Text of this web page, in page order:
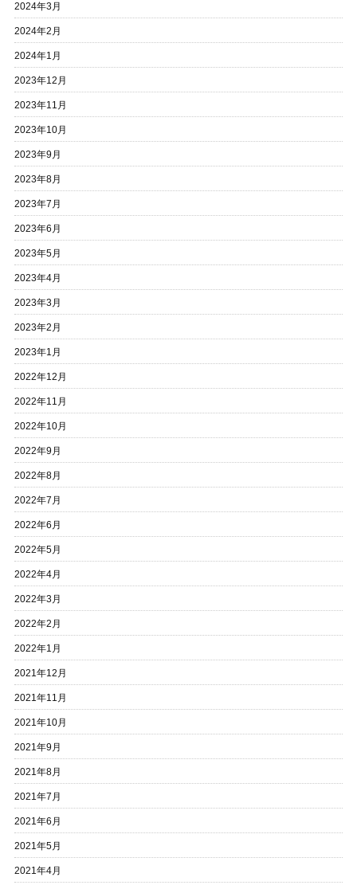
2024年3月
2024年2月
2024年1月
2023年12月
2023年11月
2023年10月
2023年9月
2023年8月
2023年7月
2023年6月
2023年5月
2023年4月
2023年3月
2023年2月
2023年1月
2022年12月
2022年11月
2022年10月
2022年9月
2022年8月
2022年7月
2022年6月
2022年5月
2022年4月
2022年3月
2022年2月
2022年1月
2021年12月
2021年11月
2021年10月
2021年9月
2021年8月
2021年7月
2021年6月
2021年5月
2021年4月